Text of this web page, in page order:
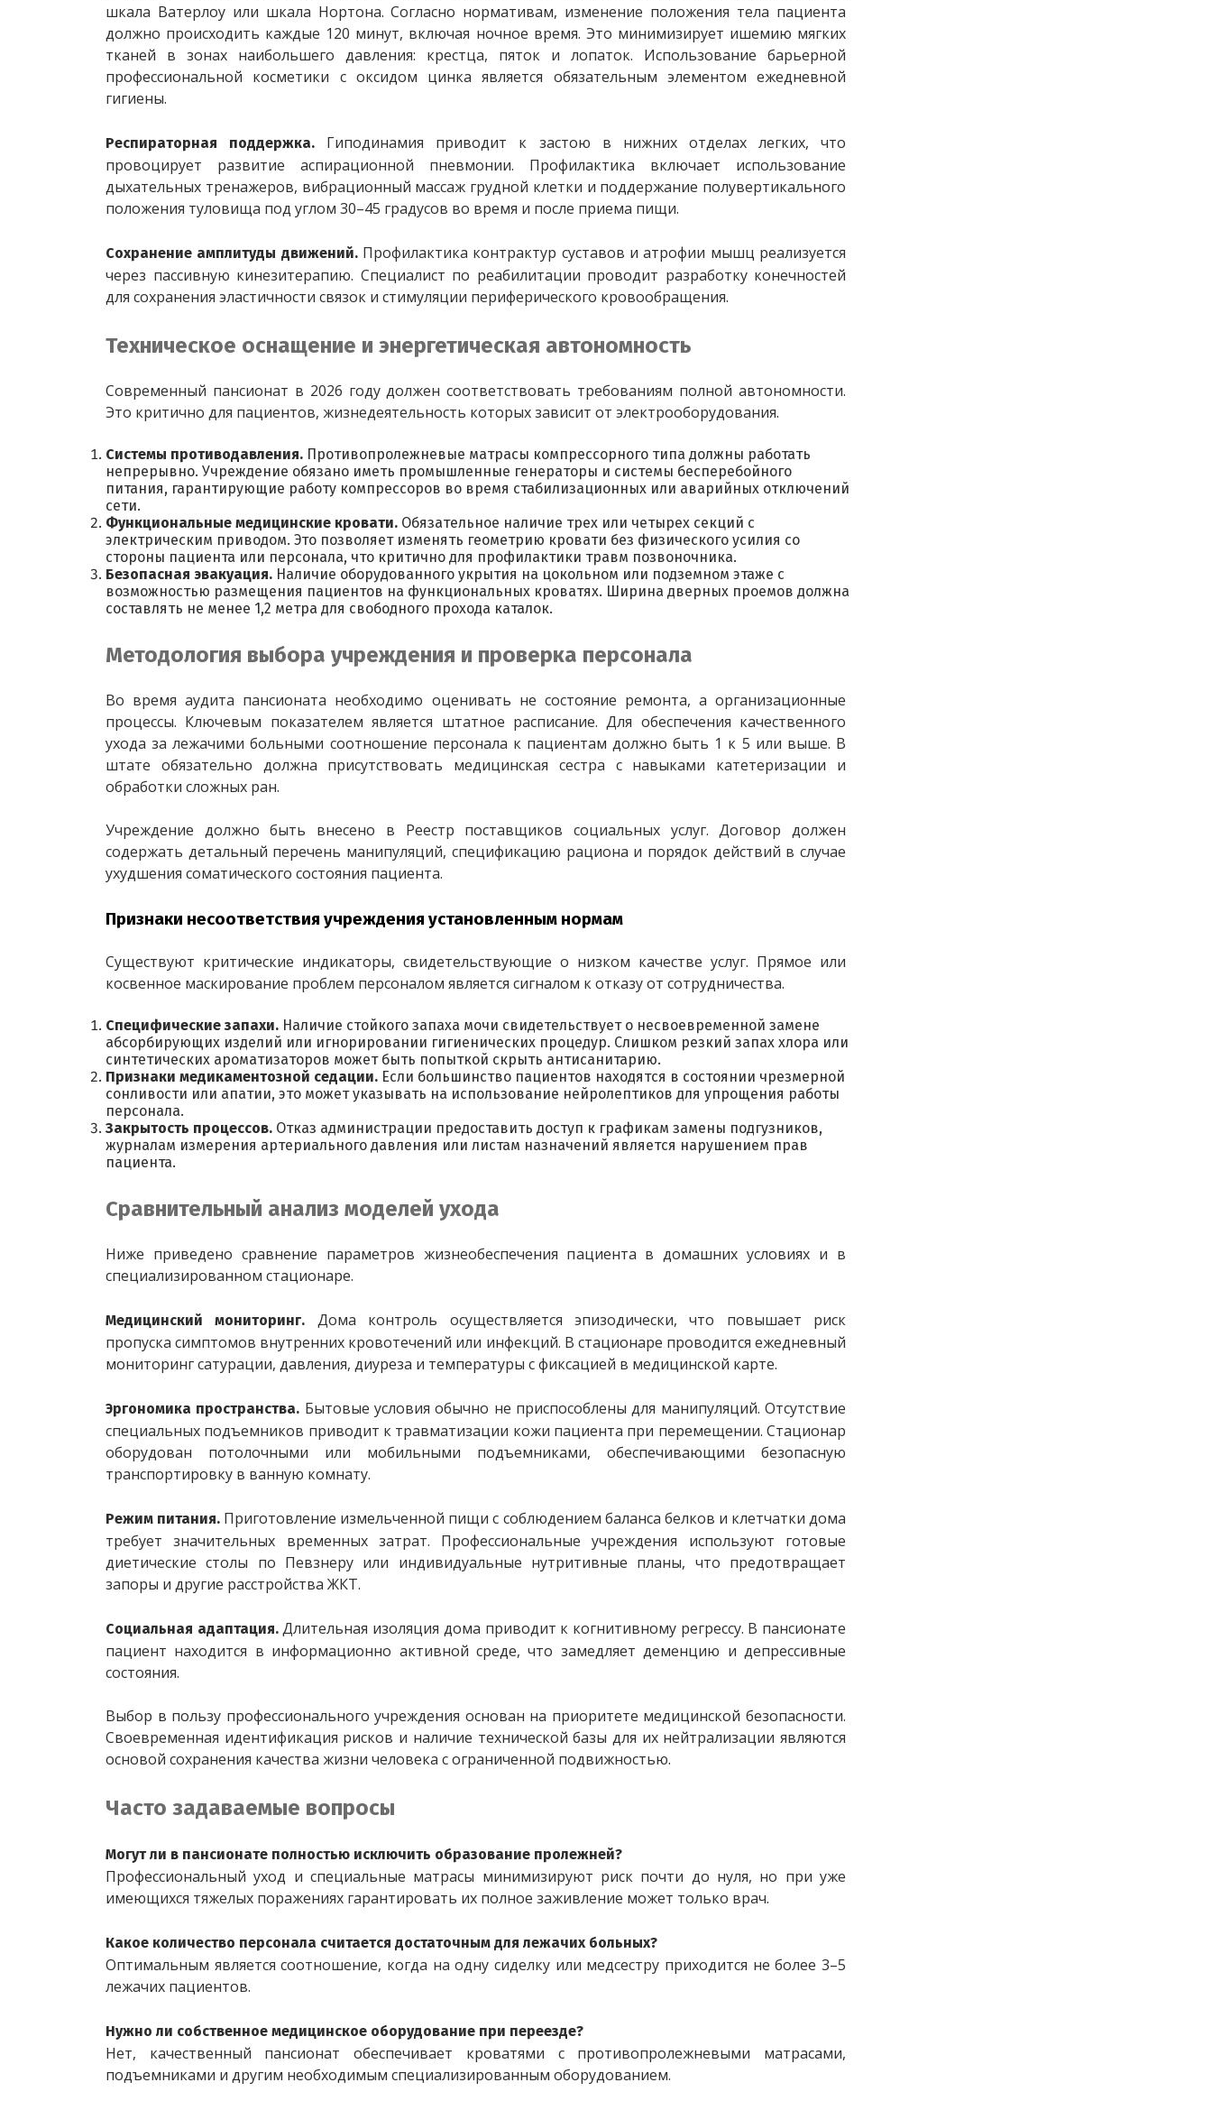
шкала Ватерлоу или шкала Нортона. Согласно нормативам, изменение положения тела пациента
должно происходить каждые 120 минут, включая ночное время. Это минимизирует ишемию мягких
тканей в зонах наибольшего давления: крестца, пяток и лопаток. Использование барьерной
профессиональной косметики с оксидом цинка является обязательным элементом ежедневной
гигиены.
Респираторная поддержка. Гиподинамия приводит к застою в нижних отделах легких, что
провоцирует развитие аспирационной пневмонии. Профилактика включает использование
дыхательных тренажеров, вибрационный массаж грудной клетки и поддержание полувертикального
положения туловища под углом 30–45 градусов во время и после приема пищи.
Сохранение амплитуды движений. Профилактика контрактур суставов и атрофии мышц реализуется
через пассивную кинезитерапию. Специалист по реабилитации проводит разработку конечностей
для сохранения эластичности связок и стимуляции периферического кровообращения.
Техническое оснащение и энергетическая автономность
Современный пансионат в 2026 году должен соответствовать требованиям полной автономности.
Это критично для пациентов, жизнедеятельность которых зависит от электрооборудования.
Системы противодавления. Противопролежневые матрасы компрессорного типа должны работать
непрерывно. Учреждение обязано иметь промышленные генераторы и системы бесперебойного
питания, гарантирующие работу компрессоров во время стабилизационных или аварийных отключений
сети.
Функциональные медицинские кровати. Обязательное наличие трех или четырех секций с
электрическим приводом. Это позволяет изменять геометрию кровати без физического усилия со
стороны пациента или персонала, что критично для профилактики травм позвоночника.
Безопасная эвакуация. Наличие оборудованного укрытия на цокольном или подземном этаже с
возможностью размещения пациентов на функциональных кроватях. Ширина дверных проемов должна
составлять не менее 1,2 метра для свободного прохода каталок.
Методология выбора учреждения и проверка персонала
Во время аудита пансионата необходимо оценивать не состояние ремонта, а организационные
процессы. Ключевым показателем является штатное расписание. Для обеспечения качественного
ухода за лежачими больными соотношение персонала к пациентам должно быть 1 к 5 или выше. В
штате обязательно должна присутствовать медицинская сестра с навыками катетеризации и
обработки сложных ран.
Учреждение должно быть внесено в Реестр поставщиков социальных услуг. Договор должен
содержать детальный перечень манипуляций, спецификацию рациона и порядок действий в случае
ухудшения соматического состояния пациента.
Признаки несоответствия учреждения установленным нормам
Существуют критические индикаторы, свидетельствующие о низком качестве услуг. Прямое или
косвенное маскирование проблем персоналом является сигналом к отказу от сотрудничества.
Специфические запахи. Наличие стойкого запаха мочи свидетельствует о несвоевременной замене
абсорбирующих изделий или игнорировании гигиенических процедур. Слишком резкий запах хлора или
синтетических ароматизаторов может быть попыткой скрыть антисанитарию.
Признаки медикаментозной седации. Если большинство пациентов находятся в состоянии чрезмерной
сонливости или апатии, это может указывать на использование нейролептиков для упрощения работы
персонала.
Закрытость процессов. Отказ администрации предоставить доступ к графикам замены подгузников,
журналам измерения артериального давления или листам назначений является нарушением прав
пациента.
Сравнительный анализ моделей ухода
Ниже приведено сравнение параметров жизнеобеспечения пациента в домашних условиях и в
специализированном стационаре.
Медицинский мониторинг. Дома контроль осуществляется эпизодически, что повышает риск
пропуска симптомов внутренних кровотечений или инфекций. В стационаре проводится ежедневный
мониторинг сатурации, давления, диуреза и температуры с фиксацией в медицинской карте.
Эргономика пространства. Бытовые условия обычно не приспособлены для манипуляций. Отсутствие
специальных подъемников приводит к травматизации кожи пациента при перемещении. Стационар
оборудован потолочными или мобильными подъемниками, обеспечивающими безопасную
транспортировку в ванную комнату.
Режим питания. Приготовление измельченной пищи с соблюдением баланса белков и клетчатки дома
требует значительных временных затрат. Профессиональные учреждения используют готовые
диетические столы по Певзнеру или индивидуальные нутритивные планы, что предотвращает
запоры и другие расстройства ЖКТ.
Социальная адаптация. Длительная изоляция дома приводит к когнитивному регрессу. В пансионате
пациент находится в информационно активной среде, что замедляет деменцию и депрессивные
состояния.
Выбор в пользу профессионального учреждения основан на приоритете медицинской безопасности.
Своевременная идентификация рисков и наличие технической базы для их нейтрализации являются
основой сохранения качества жизни человека с ограниченной подвижностью.
Часто задаваемые вопросы
Могут ли в пансионате полностью исключить образование пролежней?
Профессиональный уход и специальные матрасы минимизируют риск почти до нуля, но при уже
имеющихся тяжелых поражениях гарантировать их полное заживление может только врач.
Какое количество персонала считается достаточным для лежачих больных?
Оптимальным является соотношение, когда на одну сиделку или медсестру приходится не более 3–5
лежачих пациентов.
Нужно ли собственное медицинское оборудование при переезде?
Нет, качественный пансионат обеспечивает кроватями с противопролежневыми матрасами,
подъемниками и другим необходимым специализированным оборудованием.